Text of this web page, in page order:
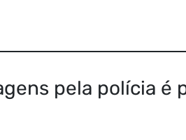
pela polícia é